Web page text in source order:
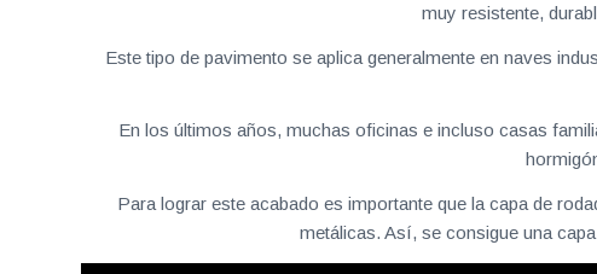
muy resistente,
Este tipo de pavimento se aplica generalmente en naves
En los últimos años, muchas oficinas e incluso casas
Para lograr este acabado es importante que la capa de
metálicas. Así, se consigue una